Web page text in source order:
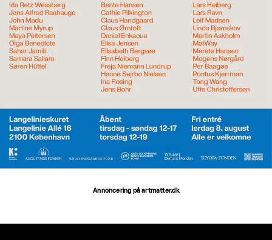
Annoncering på artmatter.dk